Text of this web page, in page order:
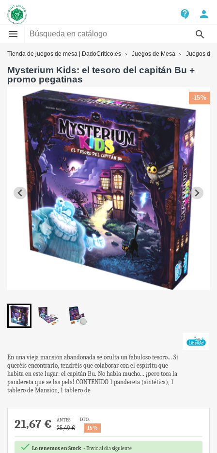
contact_support
person


Tienda de juegos de mesa | DadoCrítico.es Juegos de Mesa Juegos de
Mysterium Kids: el tesoro del capitán Bu +
promo pegatinas
-15%
En una vieja mansión abandonada se oculta un fabuloso tesoro... Si
queréis encontrarlo, tendréis que colaborar con el espíritu que
habita en este lugar: el capitán Bu. No habla mucho... ¡pero toca la
pandereta que se las pela! CONTENIDO 1 pandereta (sintética), 1
tablero de Mansión, 1 tablero de
21,67 € ANTES
25,49 €
DTO.
15%
 Lo tenemos en Stock Envío al día siguiente